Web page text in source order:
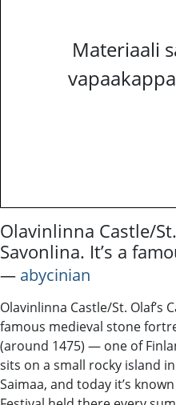
Materiaali
Olavinlinna Castle/
Savonlina. It’s a
― abycinian
Olavinlinna Castle/St. Olaf’s
famous medieval stone
(around 1475) — one of
sits on a small rocky island
Saimaa, and today it’s